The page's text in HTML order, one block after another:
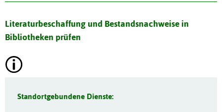
Literaturbeschaffung und Bestandsnachweise in
Bibliotheken prüfen
Standortgebundene Dienste: